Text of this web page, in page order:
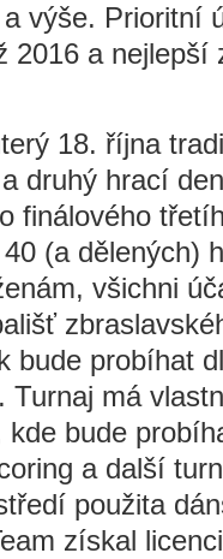
výše. Prioritní
2016 a
18. října
druhý hrací
finálového
(a dělených)
všichni
bude probíhat
má
bude
a další
použita
získal